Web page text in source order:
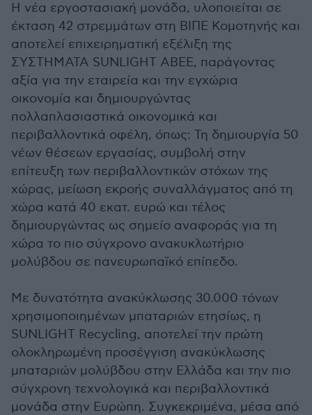
Η νέα εργοστασιακή μονάδα, υλοποιείται σε
έκταση 42 στρεμμάτων στη ΒΙΠΕ Κομοτηνής και
αποτελεί επιχειρηματική εξέλιξη της
ΣΥΣΤΗΜΑΤΑ SUNLIGHT ΑΒΕΕ, παράγοντας
αξία για την εταιρεία και την εγχώρια
οικονομία και δημιουργώντας
πολλαπλασιαστικά οικονομικά και
περιβαλλοντικά οφέλη, όπως: Τη δημιουργία 50
νέων θέσεων εργασίας, συμβολή στην
επίτευξη των περιβαλλοντικών στόχων της
χώρας, μείωση εκροής συναλλάγματος από τη
χώρα κατά 40 εκατ. ευρώ και τέλος
δημιουργώντας ως σημείο αναφοράς για τη
χώρα το πιο σύγχρονο ανακυκλωτήριο
μολύβδου σε πανευρωπαϊκό επίπεδο.
Με δυνατότητα ανακύκλωσης 30.000 τόνων
χρησιμοποιημένων μπαταριών ετησίως, η
SUNLIGHT Recycling, αποτελεί την πρώτη
ολοκληρωμένη προσέγγιση ανακύκλωσης
μπαταριών μολύβδου στην Ελλάδα και την πιο
σύγχρονη τεχνολογικά και περιβαλλοντικά
μονάδα στην Ευρώπη. Συγκεκριμένα, μέσα από